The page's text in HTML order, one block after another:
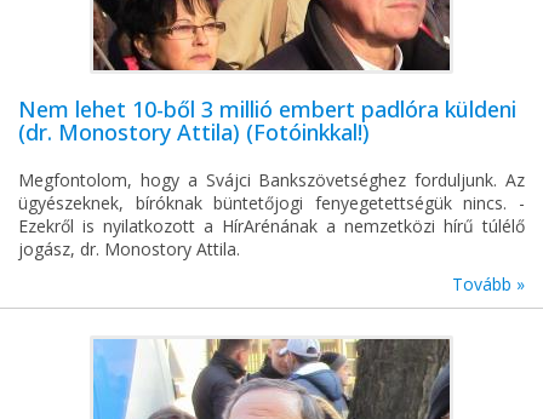
Nem lehet 10-ből 3 millió embert padlóra küldeni
(dr. Monostory Attila) (Fotóinkkal!)
Megfontolom, hogy a Svájci Bankszövetséghez forduljunk. Az
ügyészeknek, bíróknak büntetőjogi fenyegetettségük nincs. -
Ezekről is nyilatkozott a HírArénának a nemzetközi hírű túlélő
jogász, dr. Monostory Attila.
Tovább »